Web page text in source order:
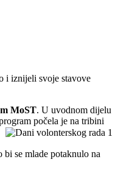
i iznijeli svoje stavove
MoST. U uvodnom dijelu
počela je na tribini
se mlade potaknulo na